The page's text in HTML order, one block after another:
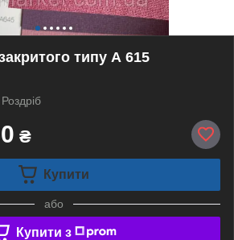
типу А 615
Роздріб
₴
Купити
або
Купити з